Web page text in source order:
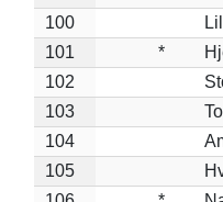
100
101
*
102
103
104
105